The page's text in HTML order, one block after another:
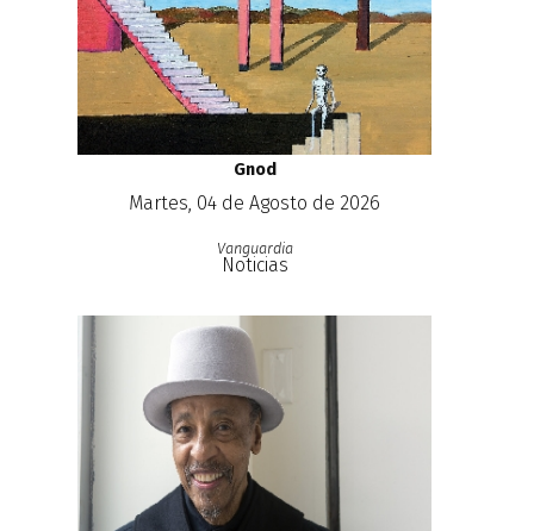
Gnod
Martes, 04 de Agosto de 2026
Vanguardia
Noticias